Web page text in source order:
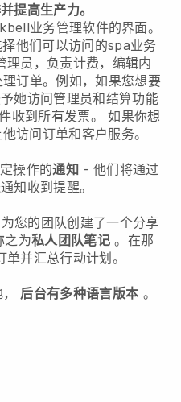
提高生产力。
业务管理软件的界面。
择他们可以访问的spa业务
员， 负责计费，编辑内
订单。例如，如果您想要
她访问管理员和结算功能
收到所有发票。如果你想
访问订单和客户服务。
操作的通知 - 他们将通过
知收到提醒。
您的团队创建了一个分享
之为私人团队笔记 。在那
并汇总行动计划。
后台有多种语言版本 。